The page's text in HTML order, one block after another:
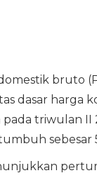
bruto
dasar harga
triwulan II
sebesar